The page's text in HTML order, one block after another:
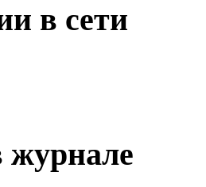
в сети
журнале